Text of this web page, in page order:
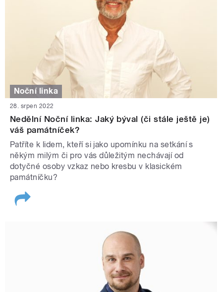
Noční linka
28. srpen 2022
Nedělní Noční linka: Jaký býval (či stále ještě je)
váš památníček?
Patříte k lidem, kteří si jako upomínku na setkání s
někým milým či pro vás důležitým nechávají od
dotyčné osoby vzkaz nebo kresbu v klasickém
památníčku?